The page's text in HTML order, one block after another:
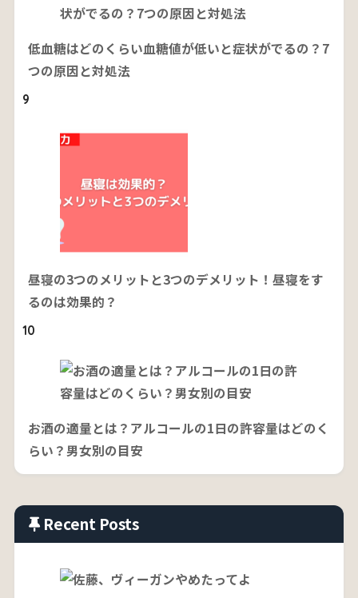
低血糖はどのくらい血糖値が低いと症状がでるの？7
つの原因と対処法
9
昼寝の3つのメリットと3つのデメリット！昼寝をす
るのは効果的？
10
お酒の適量とは？アルコールの1日の許容量はどのく
らい？男女別の目安
Recent Posts